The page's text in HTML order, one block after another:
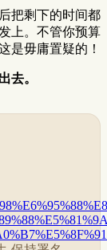
把剩下的时间都
上。不管你预算
是毋庸置疑的！
去。